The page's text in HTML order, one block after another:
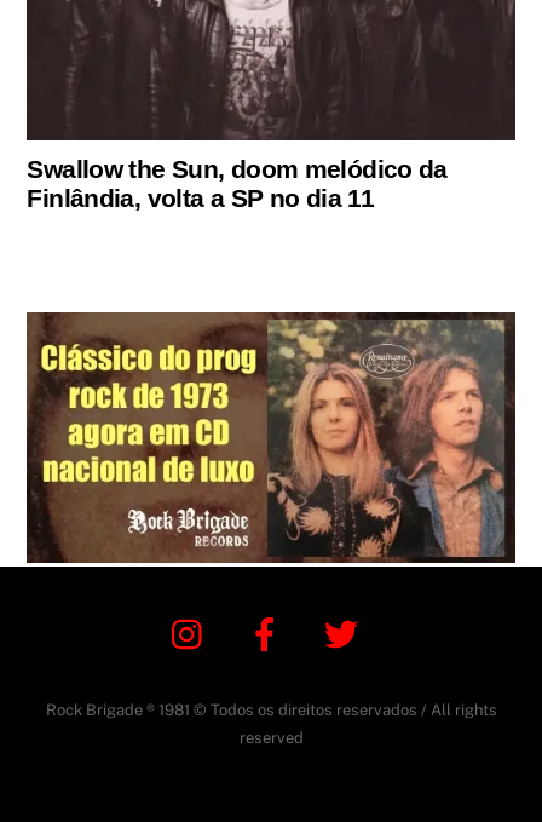
Swallow the Sun, doom melódico da
Finlândia, volta a SP no dia 11
Instagram Facebook
Rock Brigade ® 1981 © Todos os direitos reservados / All rights
reserved